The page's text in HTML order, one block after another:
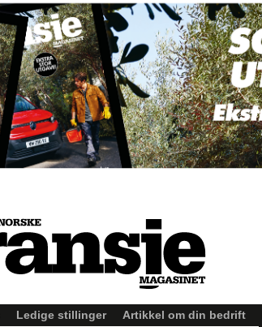
Ledige stillinger Artikkel om din bedrift